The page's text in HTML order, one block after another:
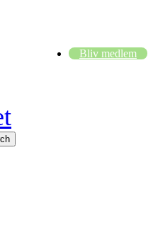
Bliv medlem